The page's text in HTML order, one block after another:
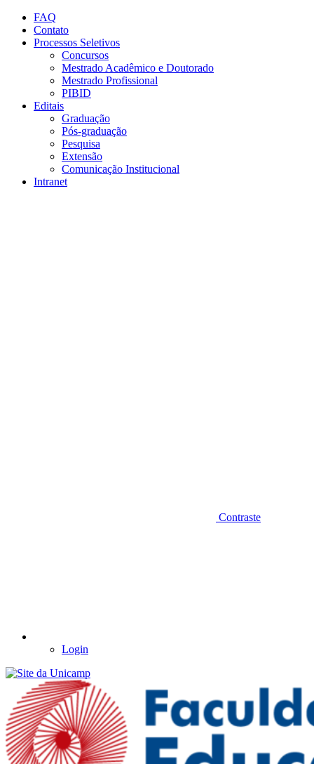
Conteúdo principal
FAQ
Contato
Processos Seletivos
Concursos
Mestrado Acadêmico e Doutorado
Mestrado Profissional
PIBID
Editais
Graduação
Pós-graduação
Pesquisa
Extensão
Comunicação Institucional
Intranet
Contraste
Login